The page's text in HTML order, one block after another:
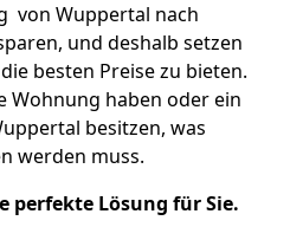
von Wuppertal nach
und deshalb setzen
besten Preise zu bieten.
Wohnung haben oder ein
besitzen, was
werden muss.
perfekte Lösung für Sie.